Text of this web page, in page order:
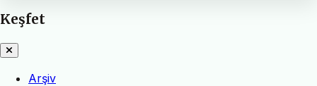
Keşfet
Arşiv